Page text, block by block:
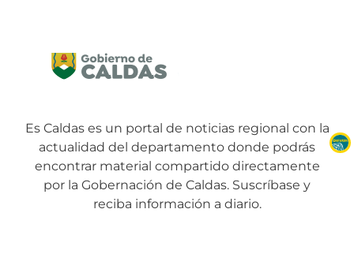
Es Caldas es un portal de noticias regional con la
actualidad del departamento donde podrás
encontrar material compartido directamente
por la Gobernación de Caldas. Suscríbase y
reciba información a diario.